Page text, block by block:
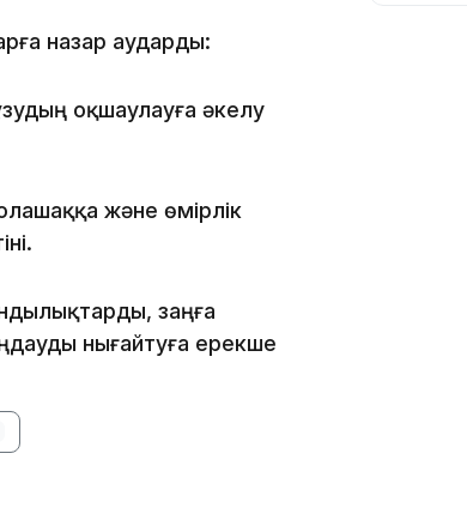
назар аударды:
оқшаулауға әкелу
және өмірлік
заңға
нығайтуға ерекше